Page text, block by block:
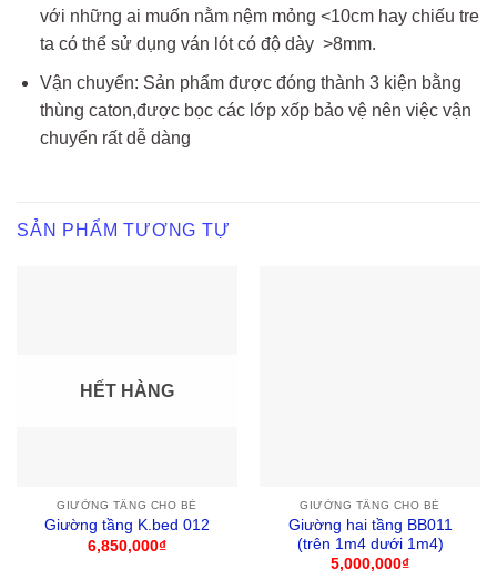
với những ai muốn nằm nệm mỏng <10cm hay chiếu tre
ta có thể sử dụng ván lót có độ dày >8mm.
Vận chuyển: Sản phẩm được đóng thành 3 kiện bằng
thùng caton,được bọc các lớp xốp bảo vệ nên việc vận
chuyển rất dễ dàng
SẢN PHẨM TƯƠNG TỰ
HẾT HÀNG
GIƯỜNG TẦNG CHO BÉ
Giường tầng K.bed 012
6,850,000₫
GIƯỜNG TẦNG CHO BÉ
Giường hai tầng BB011
(trên 1m4 dưới 1m4)
5,000,000₫